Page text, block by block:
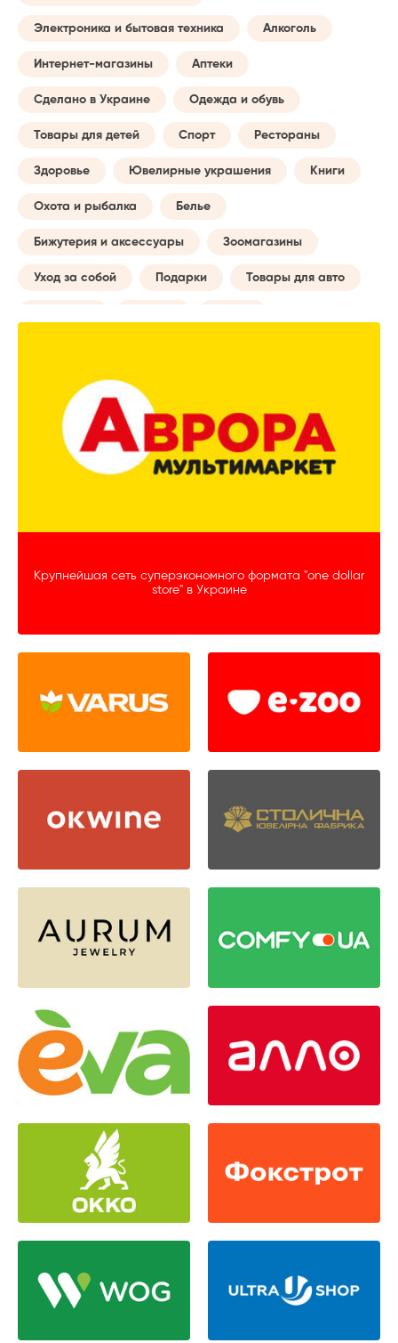
Электроника и бытовая техника Алкоголь
Интернет-магазины Аптеки
Сделано в Украине Одежда и обувь
Товары для детей Спорт Рестораны
Здоровье Ювелирные украшения Книги
Охота и рыбалка Белье
Бижутерия и аксессуары Зоомагазины
Уход за собой Подарки Товары для авто
Все для туризма
Досуг и отдых Часы Домашний текстиль
Крупнейшая сеть суперэкономного формата "one dollar
store" в Украине